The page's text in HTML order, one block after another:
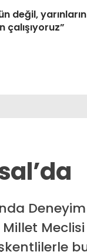
değil, yarınların
çalışıyoruz”